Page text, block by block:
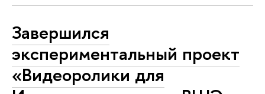
Завершился
экспериментальный проект
«Видеоролики для